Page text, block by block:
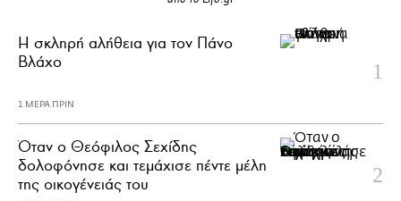
H σκληρή αλήθεια για τον Πάνο
Βλάχο
1 ΜΕΡΑ ΠΡΙΝ
Όταν ο Θεόφιλος Σεχίδης
δολοφόνησε και τεμάχισε πέντε μέλη
της οικογένειάς του